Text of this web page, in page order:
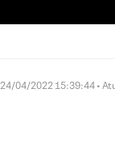
24/04/2022 15:39:44 •